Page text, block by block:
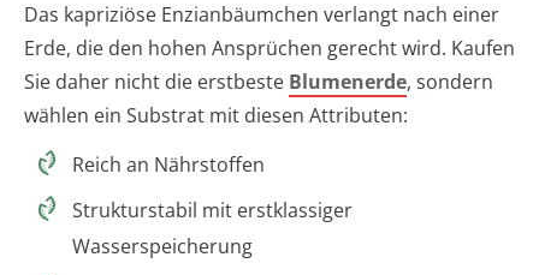
Das kapriziöse Enzianbäumchen verlangt nach einer
Erde, die den hohen Ansprüchen gerecht wird. Kaufen
Sie daher nicht die erstbeste Blumenerde, sondern
wählen ein Substrat mit diesen Attributen:
Reich an Nährstoffen
Strukturstabil mit erstklassiger
Wasserspeicherung